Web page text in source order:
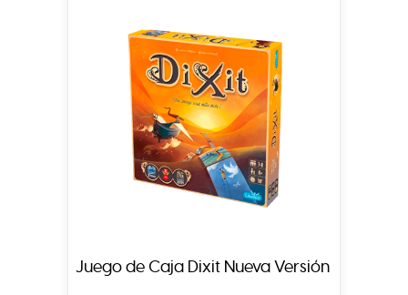
Juego de Caja Dixit Nueva Versión